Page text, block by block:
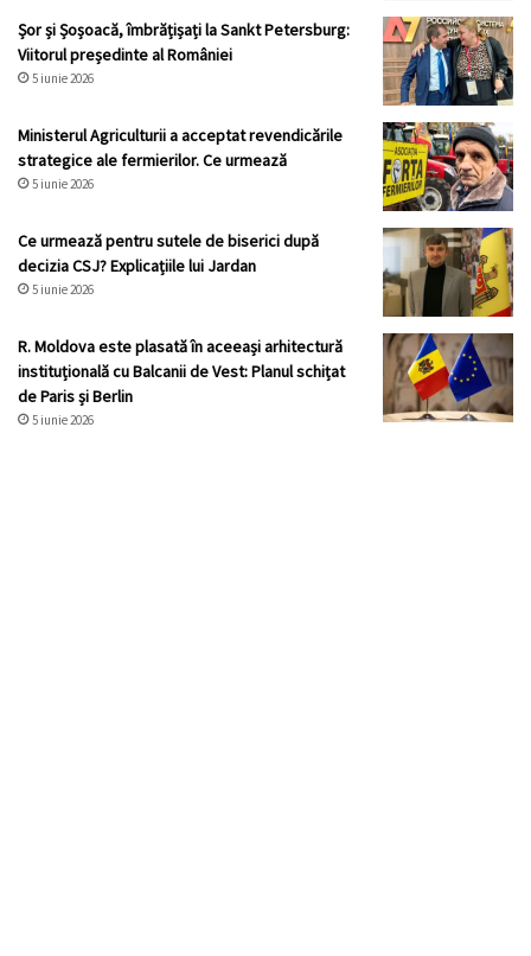
Șor și Șoșoacă, îmbrățișați la Sankt Petersburg:
Viitorul președinte al României
5 iunie 2026
Ministerul Agriculturii a acceptat revendicările
strategice ale fermierilor. Ce urmează
5 iunie 2026
Ce urmează pentru sutele de biserici după
decizia CSJ? Explicațiile lui Jardan
5 iunie 2026
R. Moldova este plasată în aceeași arhitectură
instituțională cu Balcanii de Vest: Planul schițat
de Paris și Berlin
5 iunie 2026